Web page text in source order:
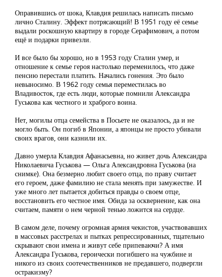
Оправившись от шока, Клавдия решилась написать письмо
лично Сталину. Эффект потрясающий! В 1951 году её семье
выдали роскошную квартиру в городе Серафимович, а потом
ещё и подарки привезли.
И все было бы хорошо, но в 1953 году Сталин умер, и
отношение к семье героя настолько переменилось, что даже
пенсию перестали платить. Начались гонения. Это было
невыносимо. В 1962 году семья переместилась во
Владивосток, где есть люди, которые помнили Александра
Гуськова как честного и храброго воина.
Нет, могилы отца семейства в Посьете не оказалось, да и не
могло быть. Он погиб в Японии, а японцы не просто убивали
своих врагов, они казнили их.
Давно умерла Клавдия Афанасьевна, но живет дочь Александра
Николаевича Гуськова — Ольга Александровна Гуськова (на
снимке). Она безмерно любит своего отца, по праву считает
его героем, даже фамилию не стала менять при замужестве. И
уже много лет пытается добиться правды о своем отце,
восстановить его честное имя. Обида за осквернение, как она
считаем, памяти о нем черной тенью ложится на сердце.
В самом деле, почему огромная армия чекистов, участвовавших
в массовых расстрелах и пытках репрессированных, тщательно
скрывают свои имена и живут себе припеваючи? А имя
Александра Гуськова, героически погибшего на чужбине и
никого из своих соотечественников не предавшего, подвергли
остракизму?